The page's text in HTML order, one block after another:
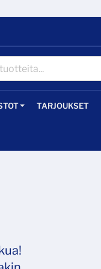
TARJOUKSET